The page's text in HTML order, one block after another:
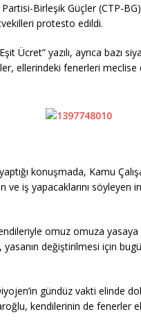
Birleşik Güçler (CTP-
protesto edildi.
Ücret” yazılı, ayrıca bazı
ellerindeki fenerleri
konuşmada, Kamu
ve iş yapacaklarını söyleyen
omuz omuza yasaya
değiştirilmesi için
gündüz vakti elinde
kendilerinin de fenerler